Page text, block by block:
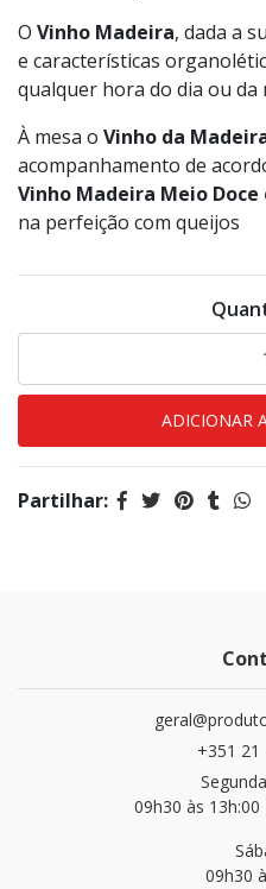
O Vinho Madeira, dada a
e características
qualquer hora do dia ou da
À mesa o Vinho da
acompanhamento de
Vinho Madeira Meio
na perfeição com queijos
Partilhar:
+351 21
09h30 às
09h30